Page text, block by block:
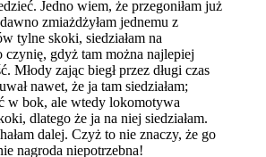
Jedno wiem, że przegoniłam już
zmiażdżyłam jednemu z
tylne skoki, siedziałam na
gdyż tam można najlepiej
Młody zając biegł przez długi czas
nawet, że ja tam siedziałam;
w bok, ale wtedy lokomotywa
dlatego że ja na niej siedziałam.
dalej. Czyż to nie znaczy, że go
nagroda niepotrzebna!